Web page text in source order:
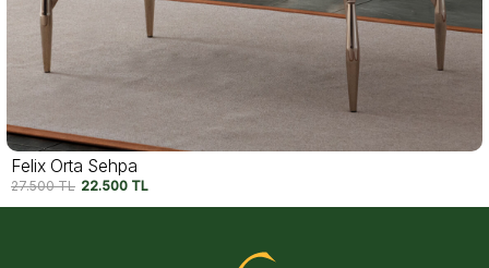
Luma Orta Sehpa
20.950TL 17.500TL